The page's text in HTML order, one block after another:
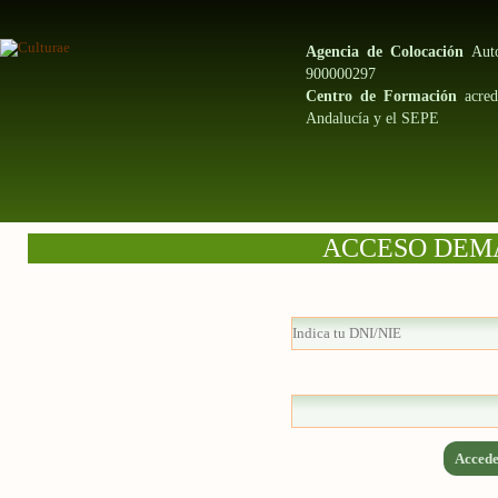
Agencia de Colocación
900000297
Centro de Formación
Andalucía y el SEPE
ACCESO